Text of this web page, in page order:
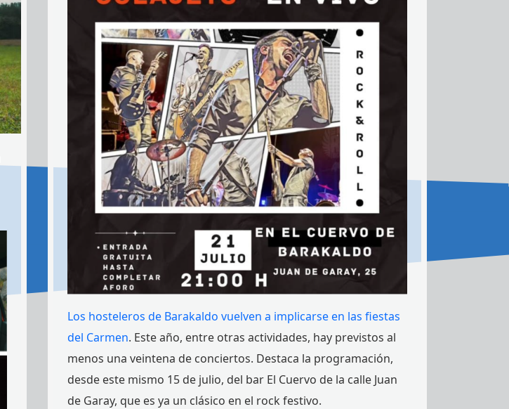
Los hosteleros de Barakaldo vuelven a implicarse en las fiestas
del Carmen. Este año, entre otras actividades, hay previstos al
menos una veintena de conciertos. Destaca la programación,
desde este mismo 15 de julio, del bar El Cuervo de la calle Juan
de Garay, que es ya un clásico en el rock festivo.